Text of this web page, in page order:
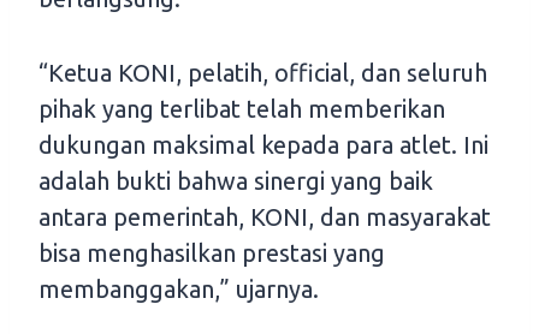
“Ketua KONI, pelatih, official, dan seluruh
pihak yang terlibat telah memberikan
dukungan maksimal kepada para atlet. Ini
adalah bukti bahwa sinergi yang baik
antara pemerintah, KONI, dan masyarakat
bisa menghasilkan prestasi yang
membanggakan,” ujarnya.